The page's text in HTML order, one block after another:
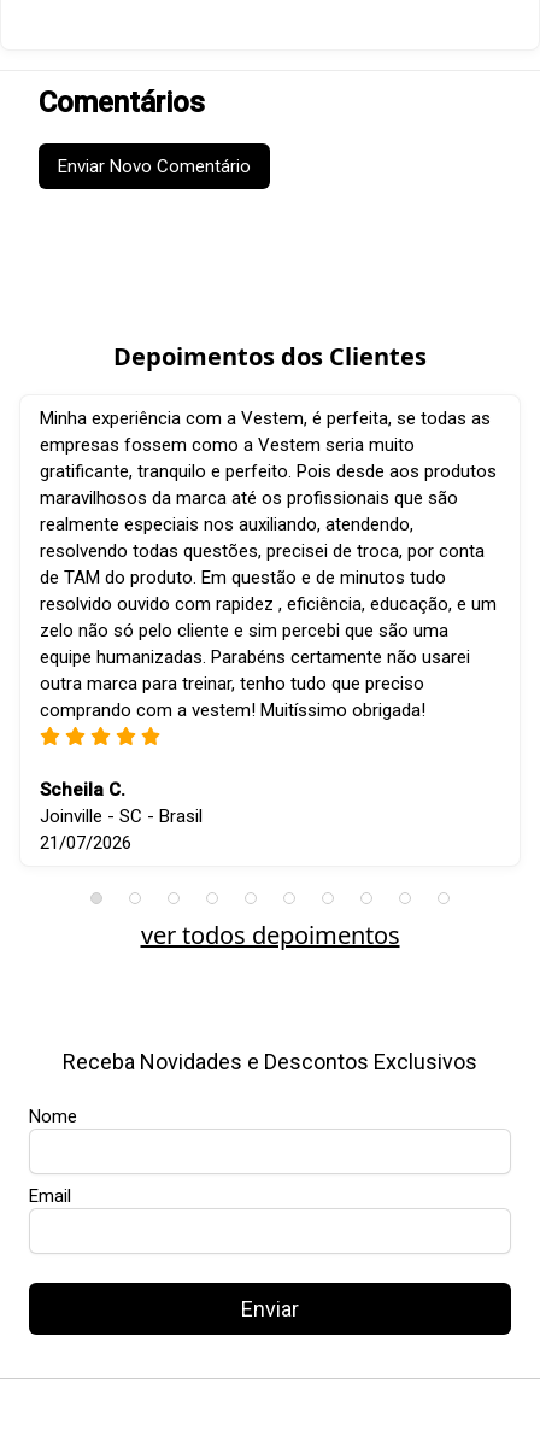
Comentários
Enviar Novo Comentário
Depoimentos dos Clientes
Minha experiência com a Vestem, é perfeita, se todas as
empresas fossem como a Vestem seria muito
gratificante, tranquilo e perfeito. Pois desde aos produtos
maravilhosos da marca até os profissionais que são
realmente especiais nos auxiliando, atendendo,
resolvendo todas questões, precisei de troca, por conta
de TAM do produto. Em questão e de minutos tudo
resolvido ouvido com rapidez , eficiência, educação, e um
zelo não só pelo cliente e sim percebi que são uma
equipe humanizadas. Parabéns certamente não usarei
outra marca para treinar, tenho tudo que preciso
comprando com a vestem! Muitíssimo obrigada!
Scheila C.
Joinville - SC - Brasil
21/07/2026
ver todos depoimentos
Receba Novidades e Descontos Exclusivos
Nome
Email
Enviar